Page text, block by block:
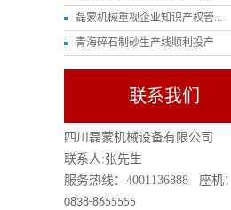
磊蒙机械重视企业知识产权管...
青海碎石制砂生产线顺利投产
联系我们
四川磊蒙机械设备有限公司
联系人:张先生
服务热线： 4001136888 座机：
0838-8655555